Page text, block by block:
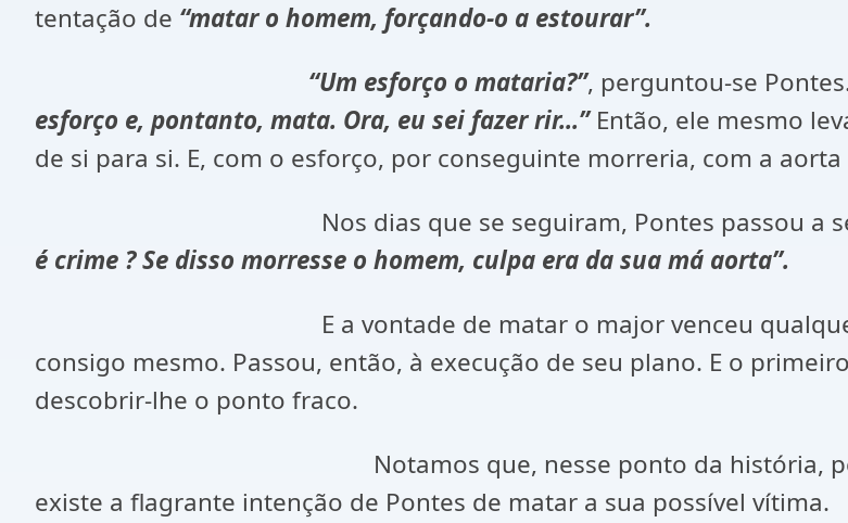
tentação de “matar o homem, forçando-o a estourar”.
“Um esforço o mataria?”, perguntou-se
esforço e, pontanto, mata. Ora, eu sei fazer rir...”Então, ele mesmo
de si para si. E, com o esforço, por conseguinte morreria, com a
Nos dias que se seguiram, Pontes passou a se
é crime ? Se disso morresse o homem, culpa era da sua má aorta”.
E a vontade de matar o major venceu
consigo mesmo. Passou, então, à execução de seu plano. E o
descobrir-lhe o ponto fraco.
Notamos que, nesse ponto da história, pelo menos
existe a flagrante intenção de Pontes de matar a sua possível vítima.